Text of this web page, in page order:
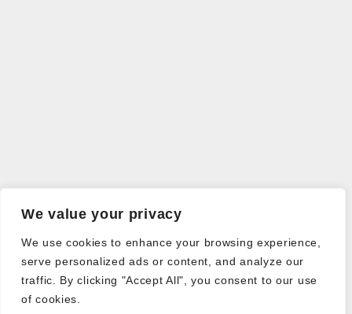
We value your privacy
We use cookies to enhance your browsing experience,
serve personalized ads or content, and analyze our
traffic. By clicking "Accept All", you consent to our use
of cookies.